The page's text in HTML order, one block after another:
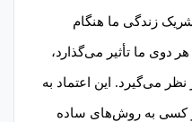
زندگی ما هنگام
دوی ما تأثیر می‌گذارد،
نظر می‌گیرد. این اعتماد به
کسی به روش‌های ساده